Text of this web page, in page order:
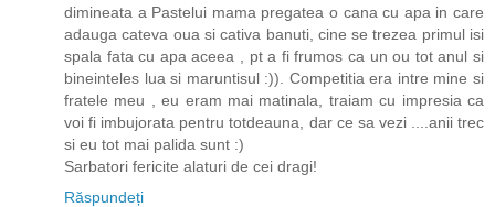
dimineata a Pastelui mama pregatea o cana cu apa in care
adauga cateva oua si cativa banuti, cine se trezea primul isi
spala fata cu apa aceea , pt a fi frumos ca un ou tot anul si
bineinteles lua si maruntisul :)). Competitia era intre mine si
fratele meu , eu eram mai matinala, traiam cu impresia ca
voi fi imbujorata pentru totdeauna, dar ce sa vezi ....anii trec
si eu tot mai palida sunt :)
Sarbatori fericite alaturi de cei dragi!
Răspundeți